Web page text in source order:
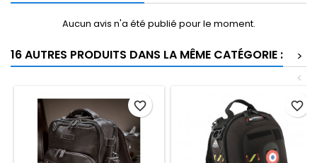
Aucun avis n'a été publié pour le moment.
16 AUTRES PRODUITS DANS LA MÊME CATÉGORIE :
>
<
favorite_border favorite_border